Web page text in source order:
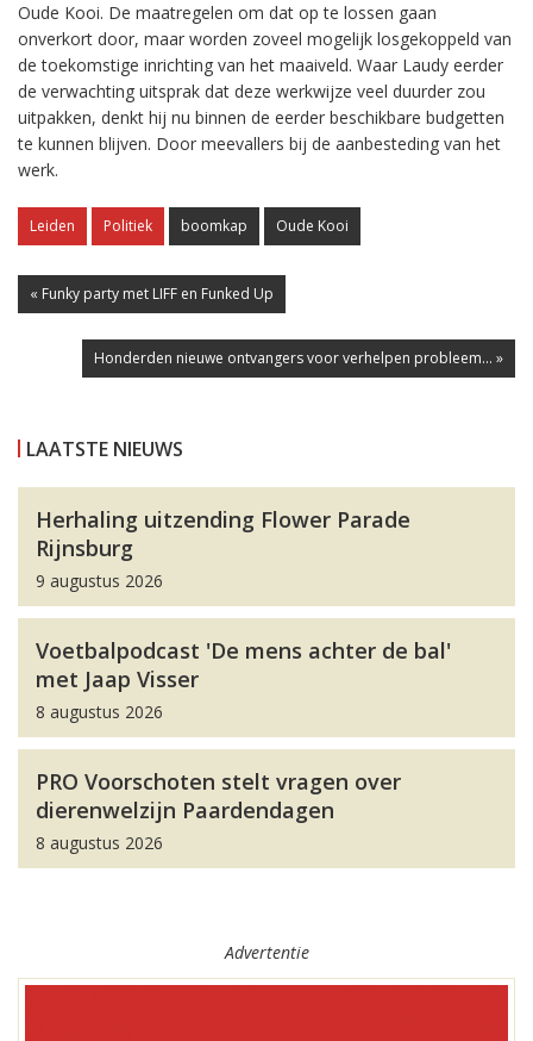
Oude Kooi. De maatregelen om dat op te lossen gaan
onverkort door, maar worden zoveel mogelijk losgekoppeld van
de toekomstige inrichting van het maaiveld. Waar Laudy eerder
de verwachting uitsprak dat deze werkwijze veel duurder zou
uitpakken, denkt hij nu binnen de eerder beschikbare budgetten
te kunnen blijven. Door meevallers bij de aanbesteding van het
werk.
Leiden Politiek boomkap Oude Kooi
« Funky party met LIFF en Funked Up
Honderden nieuwe ontvangers voor verhelpen probleem... »
LAATSTE NIEUWS
Herhaling uitzending Flower Parade
Rijnsburg
9 augustus 2026
Voetbalpodcast 'De mens achter de bal'
met Jaap Visser
8 augustus 2026
PRO Voorschoten stelt vragen over
dierenwelzijn Paardendagen
8 augustus 2026
Advertentie